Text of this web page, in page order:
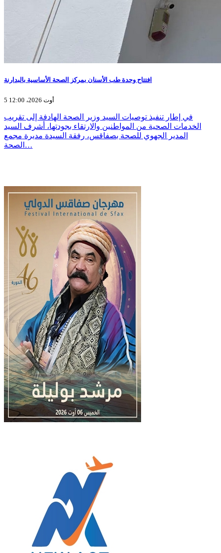
افتتاح وحدة طب الأسنان بمركز الصحة الأساسية بالبدارنة
5 أوت 2026، 12:00
في إطار تنفيذ توصيات السيد وزير الصحة الهادفة إلى تقريب
الخدمات الصحية من المواطنين والارتقاء بجودتها، أشرف السيد
المدير الجهوي للصحة بصفاقس، رفقة السيدة مديرة مجمع
الصحة…